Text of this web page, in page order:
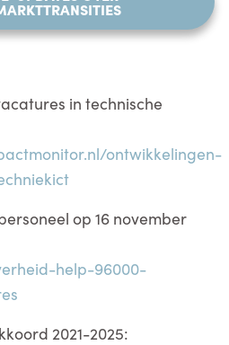
in technische
ontwikkelingen-
op 16 november
help-96000-
2021-2025: